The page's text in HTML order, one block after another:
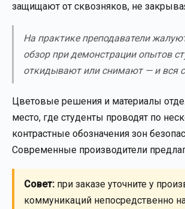
защищают от сквозняков, не
На практике преподаватели
обзор при демонстрации опытов
откидывают или снимают — и вся
Цветовые решения и материалы
место, где студенты проводят по
контрастные обозначения зон
Современные производители
Совет: при заказе уточните у
коммуникаций непосредственно